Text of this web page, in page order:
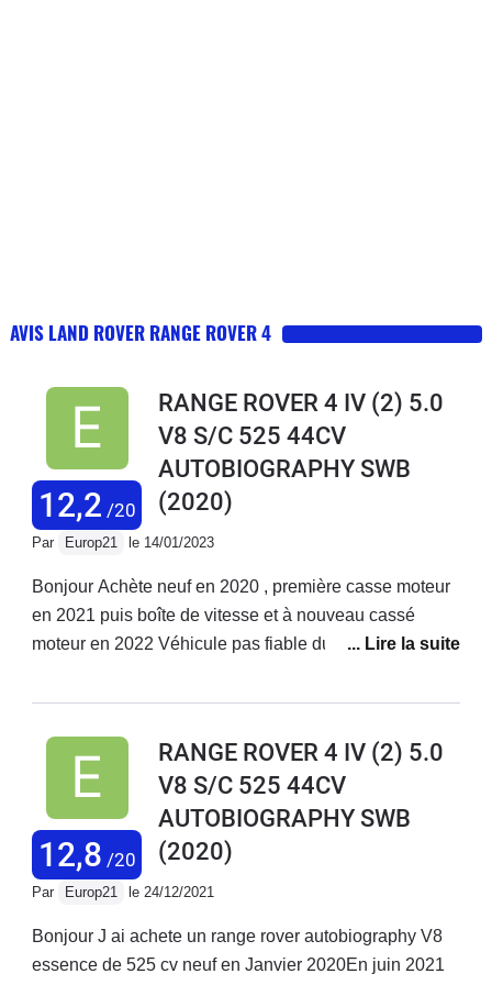
AVIS LAND ROVER RANGE ROVER 4
12,2 /20
RANGE ROVER 4 IV (2) 5.0
V8 S/C 525 44CV
AUTOBIOGRAPHY SWB
(2020)
Par Europ21 le 14/01/2023
Bonjour Achète neuf en 2020 , première casse moteur
en 2021 puis boîte de vitesse et à nouveau cassé
moteur en 2022 Véhicule pas fiable du tout Problèmes
suspensions freins très légers pas ventilés ni
reprises Mecanique défaillante moteur et boîte de
vitesses ! Pas de service à la hauteur . Véhicule a
200.000 euros full options mais Servuce digne d un
évoqué à 60.000 et encore ! Je pense que chez
Renault ou Peugeot il y a un service après vente plus
réactif .Ah oui j oubliais … véhicule de remplacement
… p400e ! Quand on achète un v8 de 5 litres de
cylindrée on vous donne un 4 cylindres de 2 litres en
12,8 /20
RANGE ROVER 4 IV (2) 5.0
V8 S/C 525 44CV
AUTOBIOGRAPHY SWB
(2020)
Par Europ21 le 24/12/2021
Bonjour J ai achete un range rover autobiography V8
essence de 525 cv neuf en Janvier 2020En juin 2021